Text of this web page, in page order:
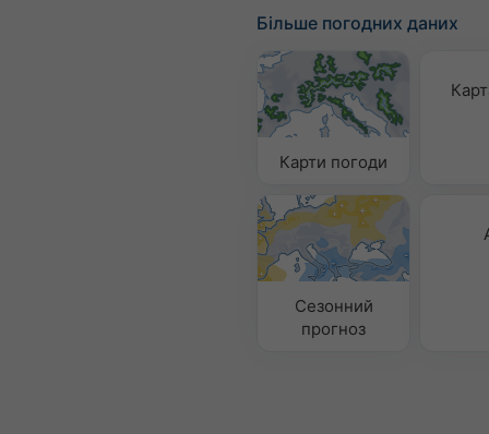
Більше погодних даних
Карти погоди
Сезонний
прогноз